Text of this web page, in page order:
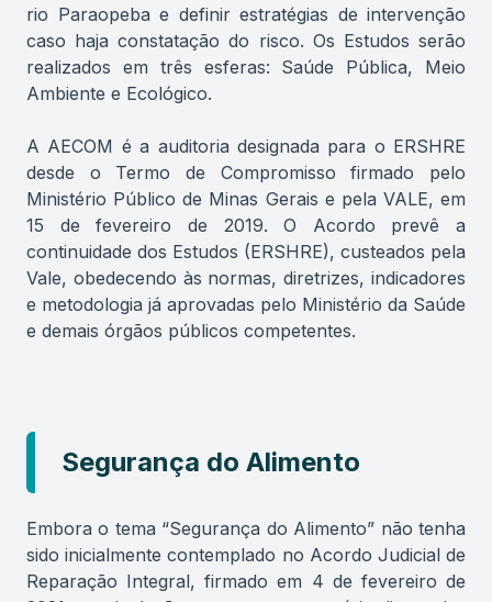
rio Paraopeba e definir estratégias de intervenção
caso haja constatação do risco. Os Estudos serão
realizados em três esferas: Saúde Pública, Meio
Ambiente e Ecológico.
A AECOM é a auditoria designada para o ERSHRE
desde o Termo de Compromisso firmado pelo
Ministério Público de Minas Gerais e pela VALE, em
15 de fevereiro de 2019. O Acordo prevê a
continuidade dos Estudos (ERSHRE), custeados pela
Vale, obedecendo às normas, diretrizes, indicadores
e metodologia já aprovadas pelo Ministério da Saúde
e demais órgãos públicos competentes.
Segurança do Alimento
Embora o tema “Segurança do Alimento” não tenha
sido inicialmente contemplado no Acordo Judicial de
Reparação Integral, firmado em 4 de fevereiro de